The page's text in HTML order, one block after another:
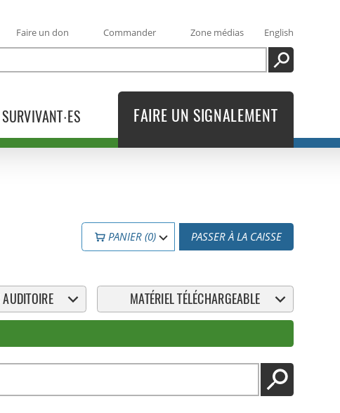
Faire un don Commander Zone médias
English
RECHERCHE
FAIRE UN SIGNALEMENT
PANIER (0) PASSER À LA CAISSE
MATÉRIEL TÉLÉCHARGEABLE
LANCER